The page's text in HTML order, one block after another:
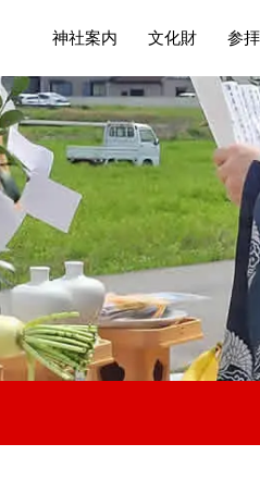
神社案内 文化財 参拝